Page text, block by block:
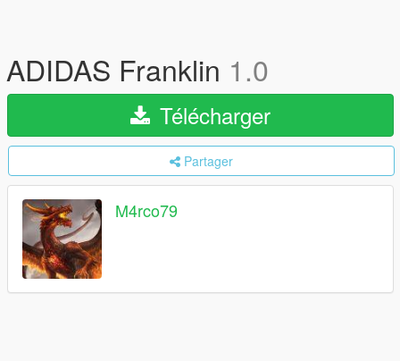
ADIDAS Franklin 1.0
Télécharger
Partager
M4rco79